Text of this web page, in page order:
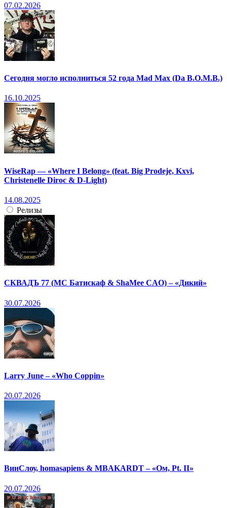
07.02.2026
Сегодня могло исполниться 52 года Mad Max (Da B.O.M.B.)
16.10.2025
WiseRap — «Where I Belong» (feat. Big Prodeje, Kxvi,
Christenelle Diroc & D-Light)
14.08.2025
Релизы
СКВАДЪ 77 (МС Батискаф & ShaMee CAO) – «Дикий»
30.07.2026
Larry June – «Who Coppin»
20.07.2026
ВинСлоу, homasapiens & MBAKARDT – «Ом, Pt. II»
20.07.2026